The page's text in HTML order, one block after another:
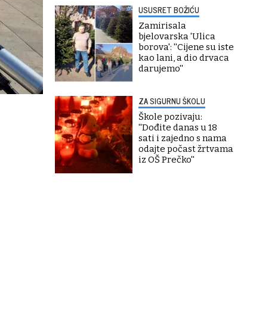
USUSRET BOŽIĆU
Zamirisala
bjelovarska 'Ulica
borova': ''Cijene su iste
kao lani, a dio drvaca
darujemo''
ZA SIGURNU ŠKOLU
Škole pozivaju:
''Dođite danas u 18
sati i zajedno s nama
odajte počast žrtvama
iz OŠ Prečko''